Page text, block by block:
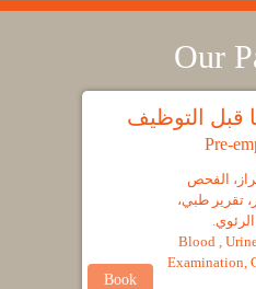
قبل التوظيف
Pre-
الفحص
تقرير طبي،
Blood ,
Examination,
Book